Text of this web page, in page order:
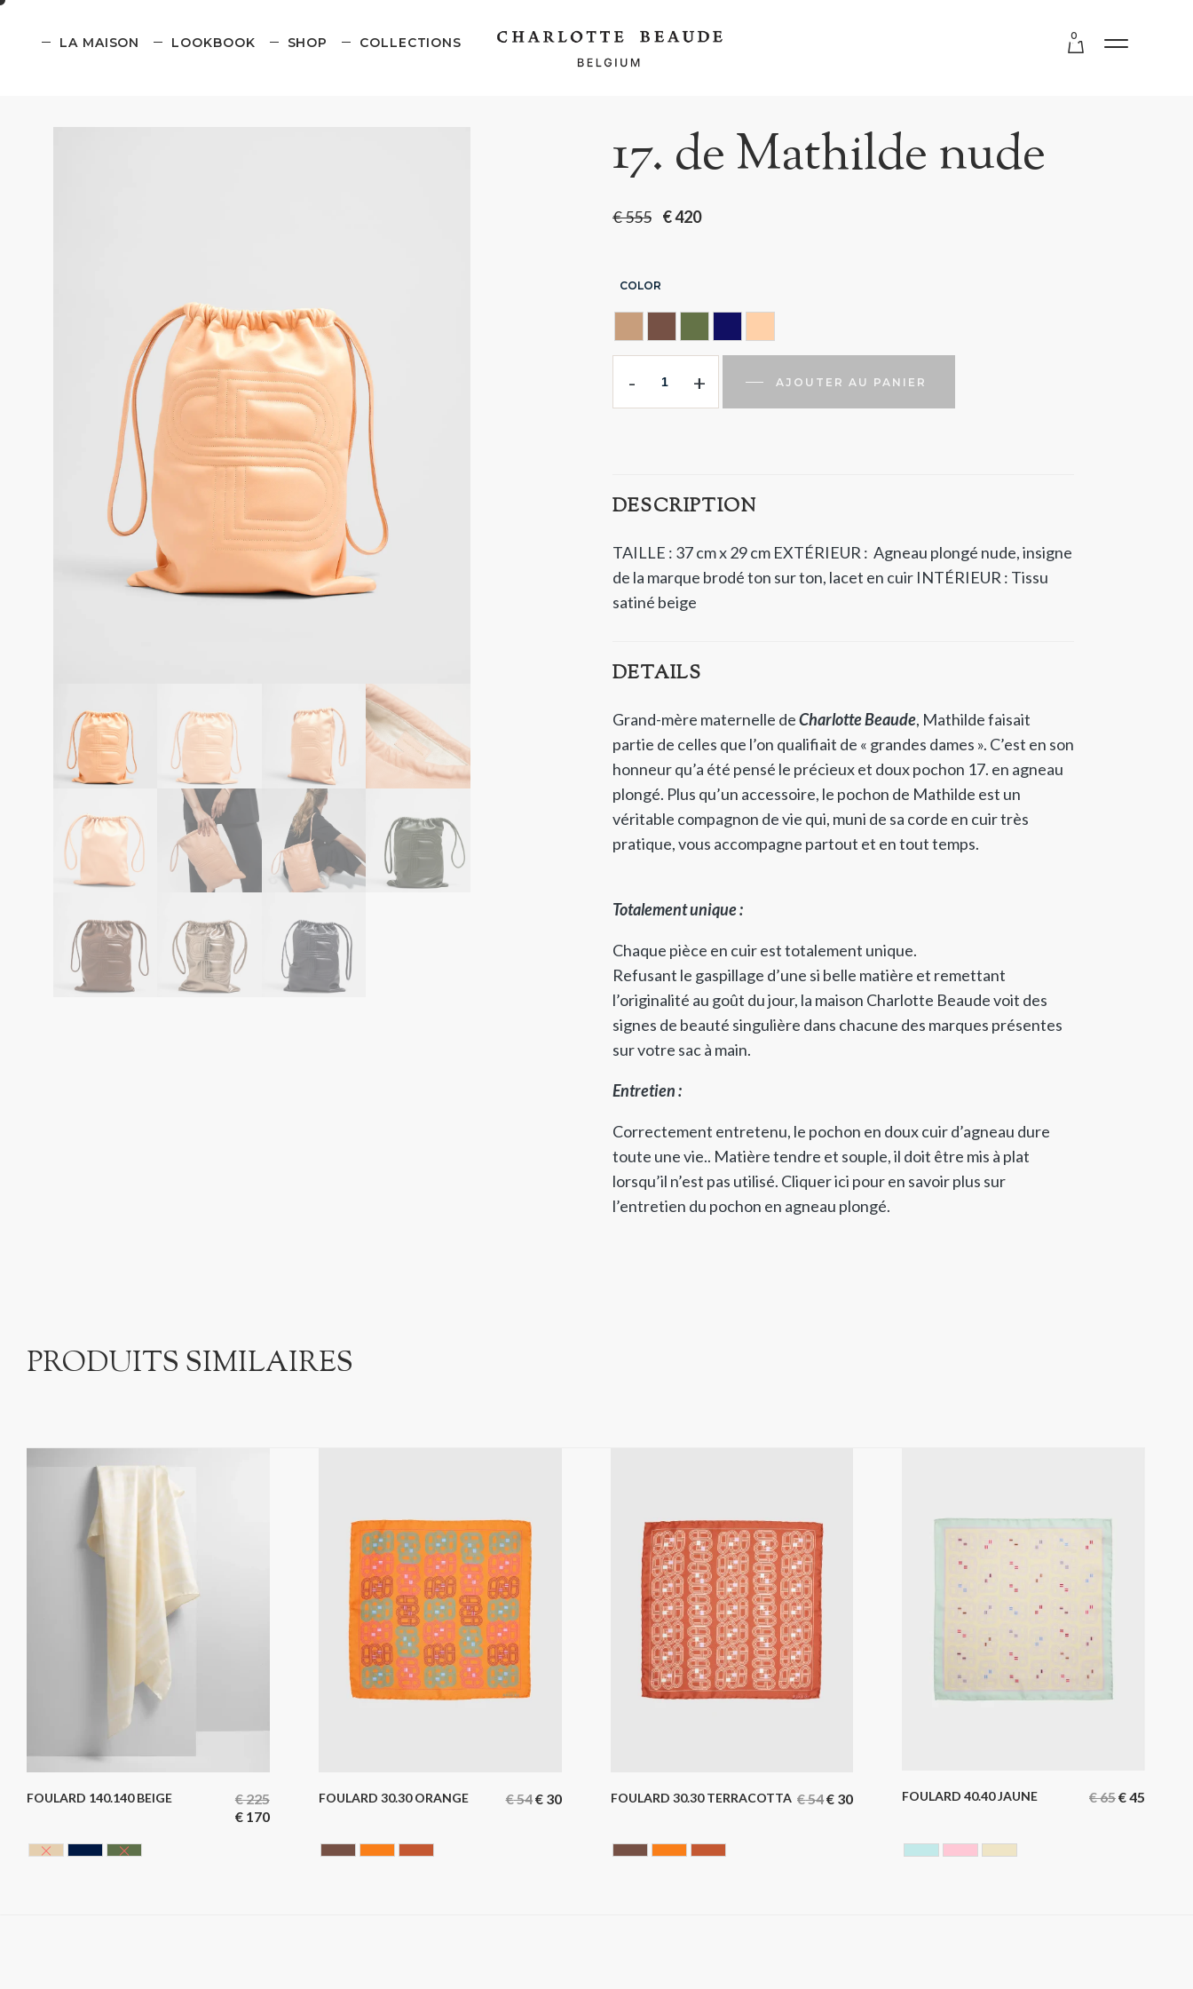
LA MAISON LOOKBOOK SHOP COLLECTIONS 0
17. de Mathilde nude
€555 €420
COLOR
AMBERChocolate
HUNTING GREEN
MIDNIGHT BLUE
NUDE
- + AJOUTER AU PANIER
DESCRIPTION
TAILLE : 37 cm x 29 cm EXTÉRIEUR : Agneau plongé nude, insigne
de la marque brodé ton sur ton, lacet en cuir INTÉRIEUR : Tissu
satiné beige
DETAILS
Grand-mère maternelle deCharlotte Beaude, Mathilde faisait
partie de celles que l’on qualifiait de « grandes dames ». C’est en son
honneur qu’a été pensé le précieux et doux pochon 17. en agneau
plongé. Plus qu’un accessoire, le pochon de Mathilde est un
véritable compagnon de vie qui, muni de sa corde en cuir très
pratique, vous accompagne partout et en tout temps.
Totalement unique :
Chaque pièce en cuir est totalement unique.
Refusant le gaspillage d’une si belle matière et remettant
l’originalité au goût du jour, la maison Charlotte Beaude voit des
signes de beauté singulière dans chacune des marques présentes
sur votre sac à main.
Entretien :
Correctement entretenu, le pochon en doux cuir d’agneau dure
toute une vie.. Matière tendre et souple, il doit être mis à plat
lorsqu’il n’est pas utilisé. Cliquer ici pour en savoir plus sur
l’entretien du pochon en agneau plongé.
PRODUITS SIMILAIRES
FOULARD 140.140 BEIGE €225
€170
FOULARD 30.30 ORANGE €54€30 FOULARD 30.30 TERRACOTTA €54€ 30 FOULARD 40.40 JAUNE €65€45